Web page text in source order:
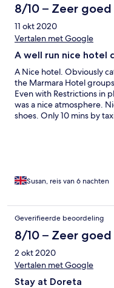
8/10 – Zeer goed
11 okt 2020
Vertalen met Google
A well run nice hotel
A Nice hotel. Obviously
the Marmara Hotel
Even with Restrictions in
was a nice atmosphere.
shoes. Only 10 mins by
Susan, reis van 6 nachten
Geverifieerde beoordeling
8/10 – Zeer goed
2 okt 2020
Vertalen met Google
Stay at Doreta